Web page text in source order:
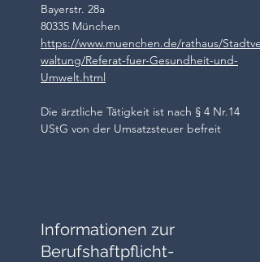
Bayerstr. 28a
80335 München
https://www.muenchen.de/rathaus/Stadtver
waltung/Referat-fuer-Gesundheit-und-
Umwelt.html
Die ärztliche Tätigkeit ist nach § 4 Nr.14
UStG von der Umsatzsteuer befreit
Informationen zur
Berufshaftpflicht-